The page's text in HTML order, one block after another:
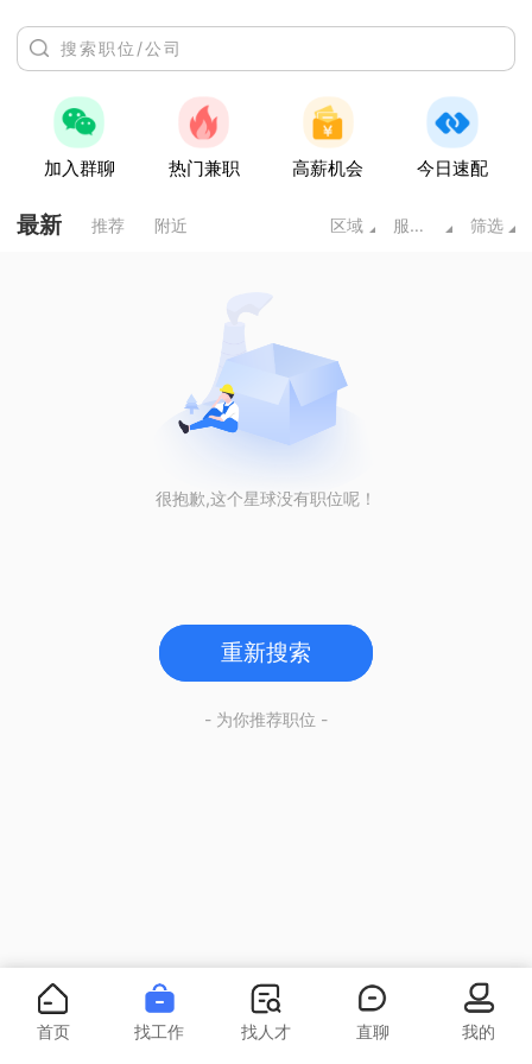
加入群聊 热门兼职 高薪机会 今日速配
最新 推荐 附近 区域 服务业 筛选
很抱歉,这个星球没有职位呢！
重新搜索
- 为你推荐职位 -
首页 找工作 找人才 直聊 我的